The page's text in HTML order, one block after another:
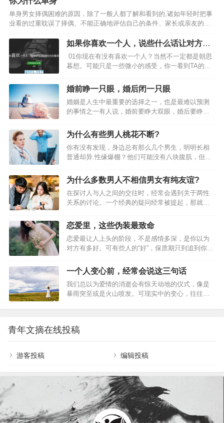
单身男女择偶困难的原因，除了一般人都了解和看到的,诸如年轻时把事
业看的过重耽误了择偶、不能正确地评估自己的条件、家长或亲友的干
预、工作和社交条件的限制等以外，还有一些属于个人心理上的原因。
这些方面的问题，他们自己以及亲友或许都没有认识，或者是没有采取
有效的措施加以解决。一、缺少爱与被爱的能力来访者某女告诉我，她
经人介绍去见男性的时候，一见面没谈几句话就开始考虑什么时候、如
何与他提出分手。另一位女性来访者自己叙述，总是在与男友交往到3个
月左右的时候，感觉自己厌烦得很，以致无法忍受，不得不结束。这
两…
如果你喜欢一个人，说些什么话让对方也
喜欢你
01你现在有没有喜欢一个人？当然不一定都是朝思
暮想。可能只是一些微小的感受，你一看到TA的照
见面时，心底欢喜。有一句话这么说，“无论再风马
牛不相及的事，你也会在脑海里拐几道弯，逆着顺
着也想到她哪儿去。”大概就是这样的感受吧。 也不
一定只是爱情，比如你喜欢村上春树或王小波；或
者音乐圈里，那个曾经青春的信仰；或是你身边，
你不怎么和他说话，但觉得很厉害的人。不管怎
关注他所喜欢的东西，你也希望他…
婚前睁一只眼，婚后闭一只眼
婚姻是人生中最重要的选择之一，也是最难以预测
的事情之一有人说，婚前要睁大双眼，婚后要睁一
这句话到底有没有道理呢？我们又该如何正确地看
待和处理婚姻中的问题呢？婚前睁大双眼，选择合
适伴侣婚前睁大双眼，意思是在选择结婚对象时要
慎重考虑，不要盲目冲动。因为结婚不仅仅是两个
人的事情，而是两个家庭、两种文化、两种价值观
的融合。选择一个人，并不是选择一个完美无缺的
方在性格、爱好、信仰、生活方式等方面有太大的
差异或者冲突，那…
为什么有些男人桃花不断?
你有没有发现，身边总有那么几个男生，明明长相
普通却异.性缘爆棚？他们可能没有八块腹肌，但一
和钱包厚度关系不大，反而藏在一种容易被忽视的
软实力里。 为什么有些男人桃花不断？关键藏在这1
个特质里 一、情绪价值才是隐形王牌 1.共情力是最
高级的情商 能准确捕捉…
为什么多数男人不相信男女有纯友谊?
在探讨人与人之间的交往时，经常会遇到关于两性
关系的讨论。一个经典的疑问经常被提起，那就是
觉答案可能并不一样，但这背后其实隐藏着很有意
思的心理机制。 为什么多数男人不相信男女有纯友
谊？背后的真相远比你想的更复杂 过去有专门的学
术研究针对异性朋友关系进行了调查。学者们发
现，在认为男女之间没有纯友…
恋爱里，这些伪装最致命
恋爱最让人上头的阶段，不是感情多深，是你以为
对方有多好。可有些人的“好”，保质期只到追到你为
大脑自带美颜滤镜，连对方拧瓶盖的动作都能被解
读成“有安全感”。但伪装的代价太高了，那些藏在糖
衣里的控制欲、被美化的自私、披着深情的冷漠，
三个月可能藏得住，三年一定藏不住。 恋爱里，这
一个人变心前，经常会说这三句话
我们总以为爱情的消逝会有惊天动地的仪式，像是
暴雨突至或是火山喷发。可现实中的变心，往往藏
奇的是遇到理解。"当理解变成敷衍，温柔沦为不耐
烦，便是感情褪色的征兆。我们总以为爱情的消逝
会有惊天动地的仪式，像是暴雨突至或是火山喷
发。 可现实中的变心，往往藏在日常对话的褶皱里
词，为感情悄然画上句点。 正如作家廖…
青年文摘在线投稿
游客投稿 编辑投稿